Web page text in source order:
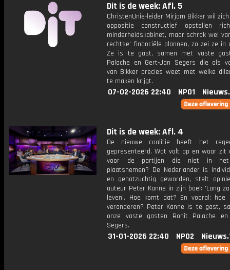
Dit is de week: Afl. 5
ChristenUnie-leider Mirjam Bikker wil
oppositie constructief opstellen
minderheidskabinet, maar schrok wel
rechtse' financiële plannen, zo zei ze in
Ze is te gast, samen met vaste
Palache en Gert-Jan Segers die als
van Bikker precies weet met welke
te maken krijgt.
07-02-2026 22:40 NPO1
Dit is de week: Afl. 4
De nieuwe coalitie heeft het
gepresenteerd. Wat valt op en waar zit
voor de partijen die niet in het
plaatsnemen? De Nederlander is
en genotzuchtig geworden, stelt
auteur Peter Kanne in zijn boek 'Lang
leven'. Hoe komt dat? En vooral:
veranderen? Peter Kanne is te gast,
onze vaste gasten Ronit Palache en
Segers.
31-01-2026 22:40 NPO2